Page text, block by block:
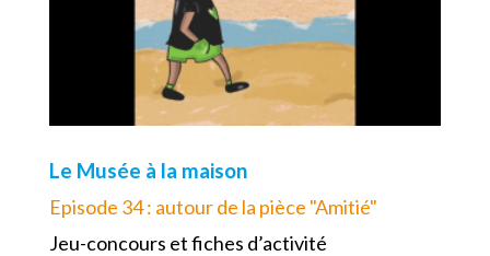
Le Musée à la maison
Episode 34 : autour de la pièce "Amitié"
Jeu-concours et fiches d’activité